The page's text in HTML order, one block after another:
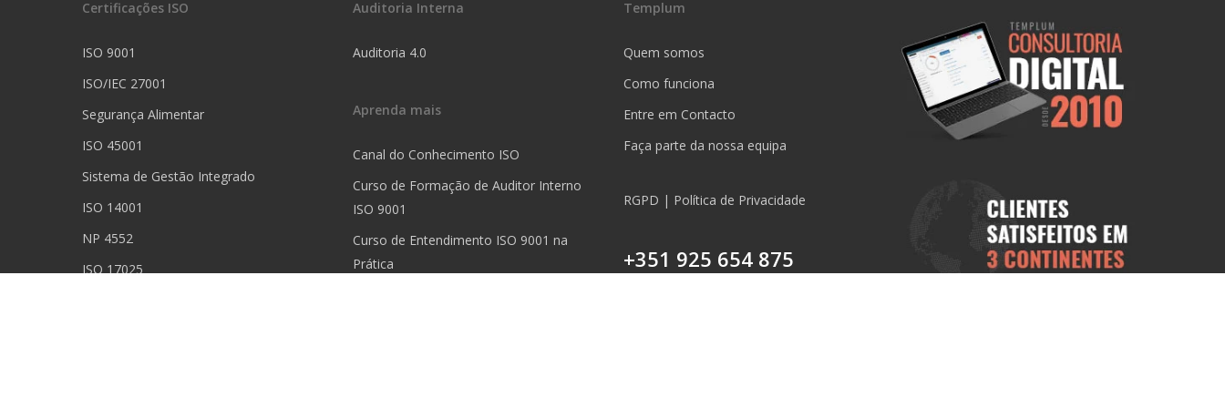
Certificações ISO
ISO 9001
ISO/IEC 27001
Segurança Alimentar
ISO 45001
Sistema de Gestão Integrado
ISO 14001
NP 4552
ISO 17025
Auditoria Interna
Auditoria 4.0
Aprenda mais
Canal do Conhecimento ISO
Curso de Formação de Auditor Interno
ISO 9001
Curso de Entendimento ISO 9001 na
Prática
Templum
Quem somos
Como funciona
Entre em Contacto
Faça parte da nossa equipa
RGPD | Política de Privacidade
+351 925 654 875